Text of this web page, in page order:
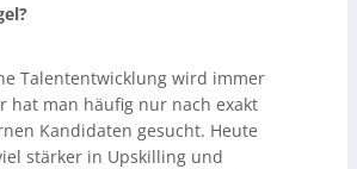
Talententwicklung wird immer
hat man häufig nur nach exakt
Kandidaten gesucht. Heute
stärker in Upskilling und